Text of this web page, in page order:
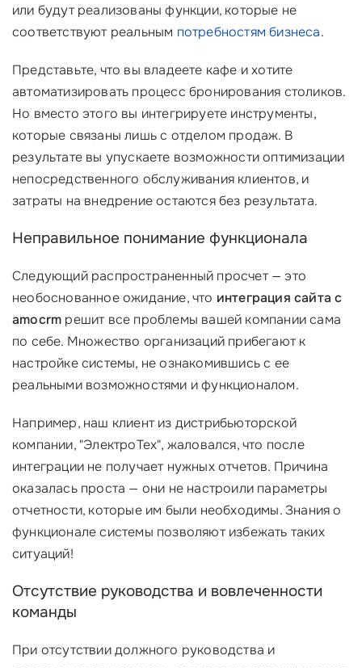
или будут реализованы функции, которые не
соответствуют реальным потребностям бизнеса.
Представьте, что вы владеете кафе и хотите
автоматизировать процесс бронирования столиков.
Но вместо этого вы интегрируете инструменты,
которые связаны лишь с отделом продаж. В
результате вы упускаете возможности оптимизации
непосредственного обслуживания клиентов, и
затраты на внедрение остаются без результата.
Неправильное понимание функционала
Следующий распространенный просчет — это
необоснованное ожидание, что интеграция сайта с
amocrm решит все проблемы вашей компании сама
по себе. Множество организаций прибегают к
настройке системы, не ознакомившись с ее
реальными возможностями и функционалом.
Например, наш клиент из дистрибьюторской
компании, "ЭлектроТех", жаловался, что после
интеграции не получает нужных отчетов. Причина
оказалась проста — они не настроили параметры
отчетности, которые им были необходимы. Знания о
функционале системы позволяют избежать таких
ситуаций!
Отсутствие руководства и вовлеченности
команды
При отсутствии должного руководства и